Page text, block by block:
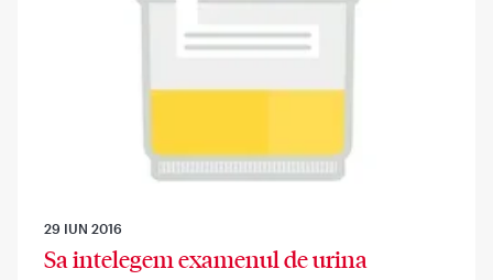
29 IUN 2016
Sa intelegem examenul de urina